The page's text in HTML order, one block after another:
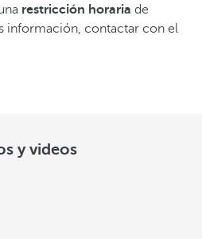
restricción horaria de
información, contactar con el
y videos